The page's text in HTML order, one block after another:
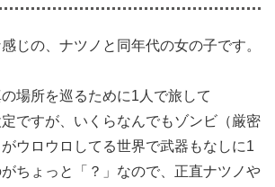
じの、ナツノと同年代の女の子です。
場所を巡るために1人で旅して
ですが、いくらなんでもゾンビ（厳密
ウロウロしてる世界で武器もなしに1
ちょっと「？」なので、正直ナツノや